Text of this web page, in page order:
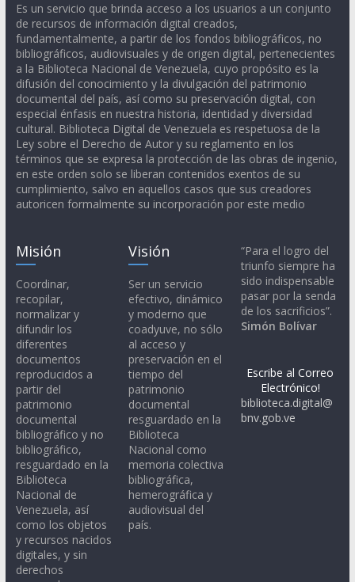
Es un servicio que brinda acceso a los usuarios a un conjunto
de recursos de información digital creados,
fundamentalmente, a partir de los fondos bibliográficos, no
bibliográficos, audiovisuales y de origen digital, pertenecientes
a la Biblioteca Nacional de Venezuela, cuyo propósito es la
difusión del conocimiento y la divulgación del patrimonio
documental del país, así como su preservación digital, con
especial énfasis en nuestra historia, identidad y diversidad
cultural. Biblioteca Digital de Venezuela es respetuosa de la
Ley sobre el Derecho de Autor y su reglamento en los
términos que se expresa la protección de las obras de ingenio,
en este orden solo se liberan contenidos exentos de su
cumplimiento, salvo en aquellos casos que sus creadores
autoricen formalmente su incorporación por este medio
Misión
Coordinar,
recopilar,
normalizar y
difundir los
diferentes
documentos
reproducidos a
partir del
patrimonio
documental
bibliográfico y no
bibliográfico,
resguardado en la
Biblioteca
Nacional de
Venezuela, así
como los objetos
y recursos nacidos
digitales, y sin
derechos
Visión
Ser un servicio
efectivo, dinámico
y moderno que
coadyuve, no sólo
al acceso y
preservación en el
tiempo del
patrimonio
documental
resguardado en la
Biblioteca
Nacional como
memoria colectiva
bibliográfica,
hemerográfica y
audiovisual del
país.
“Para el logro del
triunfo siempre ha
sido indispensable
pasar por la senda
de los sacrificios”.
Simón Bolívar
Escribe al Correo
Electrónico!
biblioteca.digital@
bnv.gob.ve